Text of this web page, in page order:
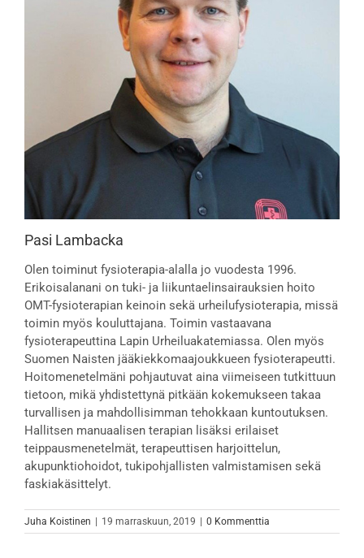
Pasi Lambacka
Olen toiminut fysioterapia-alalla jo vuodesta 1996.
Erikoisalanani on tuki- ja liikuntaelinsairauksien hoito
OMT-fysioterapian keinoin sekä urheilufysioterapia, missä
toimin myös kouluttajana. Toimin vastaavana
fysioterapeuttina Lapin Urheiluakatemiassa. Olen myös
Suomen Naisten jääkiekkomaajoukkueen fysioterapeutti.
Hoitomenetelmäni pohjautuvat aina viimeiseen tutkittuun
tietoon, mikä yhdistettynä pitkään kokemukseen takaa
turvallisen ja mahdollisimman tehokkaan kuntoutuksen.
Hallitsen manuaalisen terapian lisäksi erilaiset
teippausmenetelmät, terapeuttisen harjoittelun,
akupunktiohoidot, tukipohjallisten valmistamisen sekä
faskiakäsittelyt.
Juha Koistinen 19 marraskuun, 2019 0 Kommenttia